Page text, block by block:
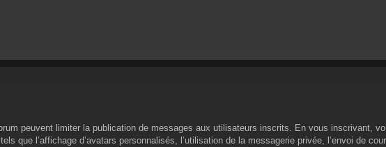
peuvent limiter la publication de messages aux utilisateurs inscrits. En vous inscrivant,
que l’affichage d’avatars personnalisés, l’utilisation de la messagerie privée, l’envoi de